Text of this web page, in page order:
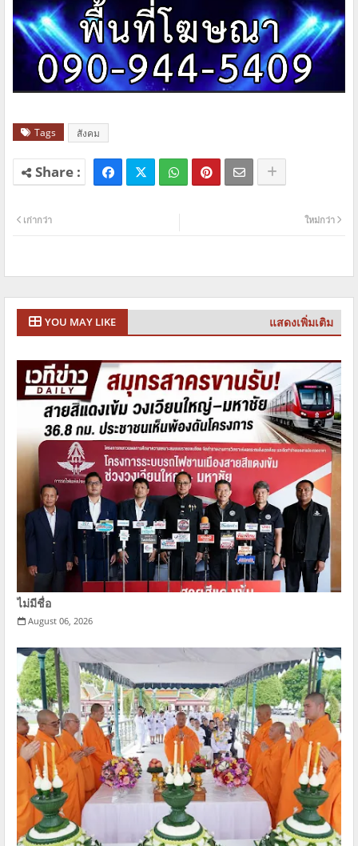
Tags สังคม
ใหม่กว่า
เก่ากว่า
YOU MAY LIKE แสดงเพิ่มเติม
ไม่มีชื่อ
August 06, 2026